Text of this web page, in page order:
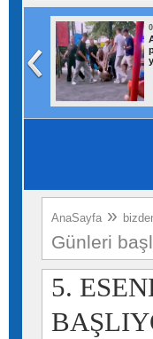
AnaSayfa »
Günleri
5.